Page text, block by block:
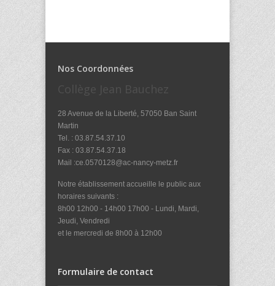
Nos Coordonnées
Collège Jean Bauchez
28 Avenue de la Liberté, 57050 Ban Saint
Martin
Tel. : 03.87.54.37.10
Fax : 03.87.54.37.18
Mail :ce.0570128@ac-nancy-metz.fr
Notre établissement accueille le public aux
horaires suivants :
8h00 12h00 - 14h00 17h00 - Lundi, Mardi,
Jeudi, Vendredi
et le mercredi de 8h00 à 12h00
Formulaire de contact